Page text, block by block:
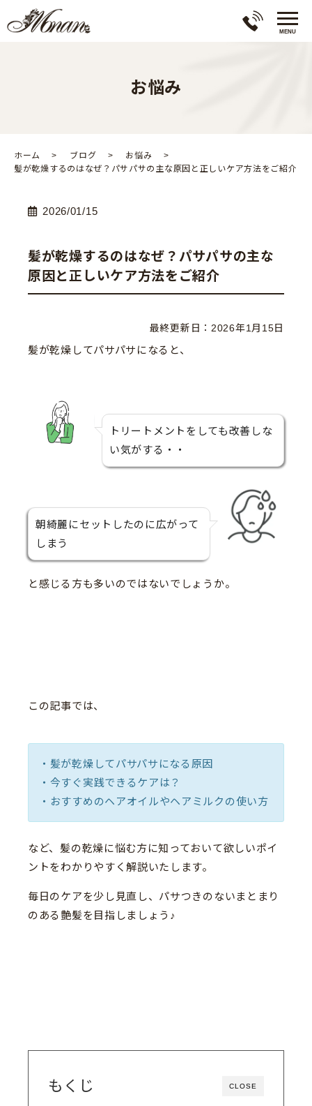
お悩み
ホーム ブログ
お悩み
髪が乾燥するのはなぜ？パサパサの主な原因と正しいケア方法をご紹介
2026/01/15
髪が乾燥するのはなぜ？パサパサの主な
原因と正しいケア方法をご紹介
最終更新日： 2026年1月15日
髪が乾燥してパサパサになると、
トリートメントをしても改善しな
い気がする・・
朝綺麗にセットしたのに広がって
しまう
と感じる方も多いのではないでしょうか。
この記事では、
・髪が乾燥してパサパサになる原因
・今すぐ実践できるケアは？
・おすすめのヘアオイルやヘアミルクの使い方
など、髪の乾燥に悩む方に知っておいて欲しいポイ
ントをわかりやすく解説いたします。
毎日のケアを少し見直し、パサつきのないまとまり
のある艶髪を目指しましょう♪
CLOSE
もくじ